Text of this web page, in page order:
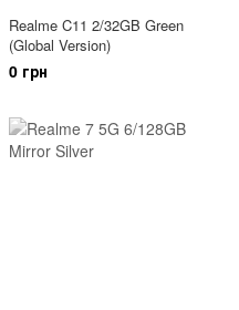
Realme C11 2/32GB Green
(Global Version)
0 грн